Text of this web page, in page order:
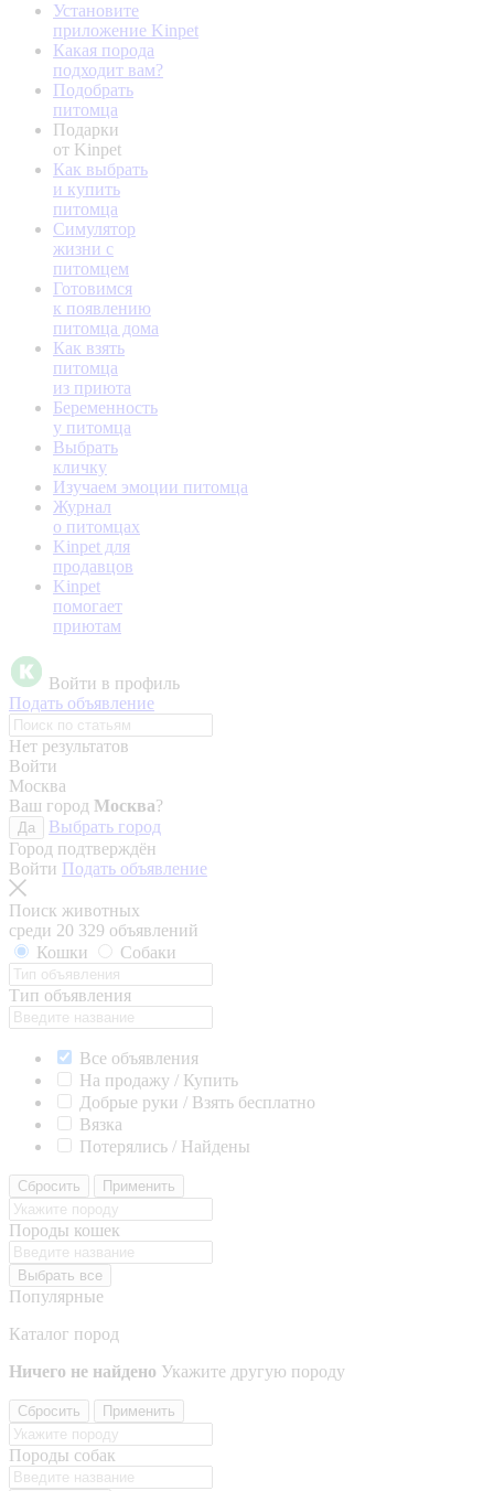
Установите
приложение Kinpet
Какая порода
подходит вам?
Подобрать
питомца
Подарки
от Kinpet
Как выбрать
и купить
питомца
Симулятор
жизни с
питомцем
Готовимся
к появлению
питомца дома
Как взять
питомца
из приюта
Беременность
у питомца
Выбрать
кличку
Изучаем эмоции питомца
Журнал
о питомцах
Kinpet для
продавцов
Kinpet
помогает
приютам
Войти в профиль
Подать объявление
Нет результатов
Войти
Москва
Ваш город Москва?
Да
Выбрать город
Город подтверждён
Войти Подать объявление
Поиск животных
среди 20 329 объявлений
Кошки
Собаки
Тип объявления
Все объявления
На продажу / Купить
Добрые руки / Взять бесплатно
Вязка
Потерялись / Найдены
Сбросить Применить
Породы кошек
Выбрать все
Популярные
Каталог пород
Ничего не найдено Укажите другую породу
Сбросить Применить
Породы собак